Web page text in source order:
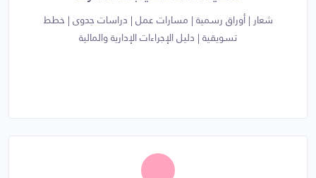
شعار | أوراق رسمية | مسارات عمل | دراسات جدوى | خطط
تسويقية | دليل الإجراءات الإدارية والمالية